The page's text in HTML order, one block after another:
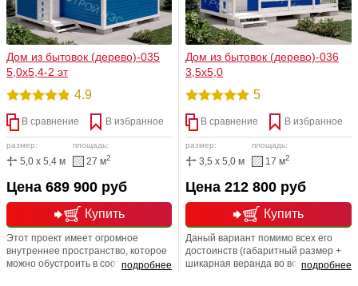
Дом из бытовок (дерево)-035
5,0х5,4-2 эт
4.9
В сравнение В избранное
размер:
5,0 x 5,4 м
площадь:
27 м2
Купить
Цена 689 900 руб
подробнее
Этот проект имеет огромное
внутреннее пространство, которое
можно обустроить в соответствии с
Дом из бытовок (дерево)-036
3,5х5,0
5
В сравнение В избранное
размер:
3,5 x 5,0 м
площадь:
17 м2
Купить
Цена 212 800 руб
подробнее
Даный вариант помимо всех его
достоинств (габаритный размер +
шикарная веранда во всю длину +